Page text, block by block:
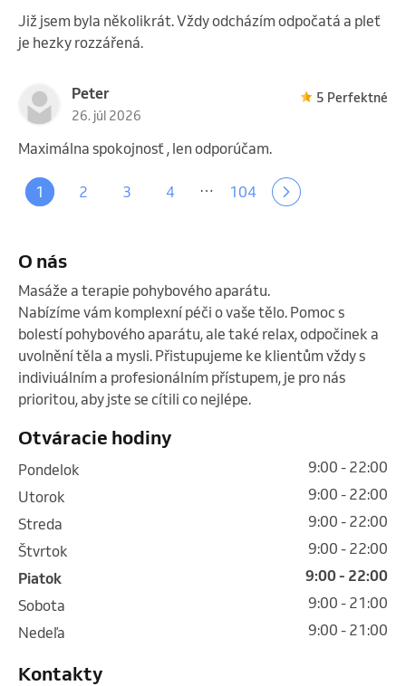
1 vstup
Dárkový poukaz -
masáž 85 minut
Již jsem byla několikrát. Vždy odcházím odpočatá a pleť
je hezky rozzářená.
Peter
26. júl 2026
5 Perfektné
Maximálna spokojnosť , len odporúčam.
1 2 3 4 … 104
O nás
Masáže a terapie pohybového aparátu.
Nabízíme vám komplexní péči o vaše tělo. Pomoc s
bolestí pohybového aparátu, ale také relax, odpočinek a
uvolnění těla a mysli. Přistupujeme ke klientům vždy s
indiviuálním a profesionálním přístupem, je pro nás
prioritou, aby jste se cítili co nejlépe.
Otváracie hodiny
pondelok
9:00 - 22:00
utorok
9:00 - 22:00
streda
9:00 - 22:00
štvrtok
9:00 - 22:00
piatok
9:00 - 22:00
sobota
9:00 - 21:00
nedeľa
9:00 - 21:00
Kontakty